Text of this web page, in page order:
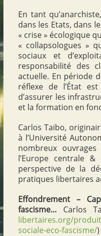
En tant
dans les Etats, dans
« crise » écologique
« collapsologues »
sociaux et
responsabilité des
actuelle. En période
réflexe de l’État
d’assurer les
et la formation en
Carlos Taibo,
à l’Université
nombreux
l’Europe centrale
perspective de la
pratiques libertaires
Effondrement –
fascisme… Carlos
libertaires.org/
sociale-eco-fascisme/